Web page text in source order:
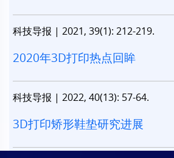
科技导报 | 2021, 39(1): 212-219.
2020年3D打印热点回眸
科技导报 | 2022, 40(13): 57-64.
3D打印矫形鞋垫研究进展